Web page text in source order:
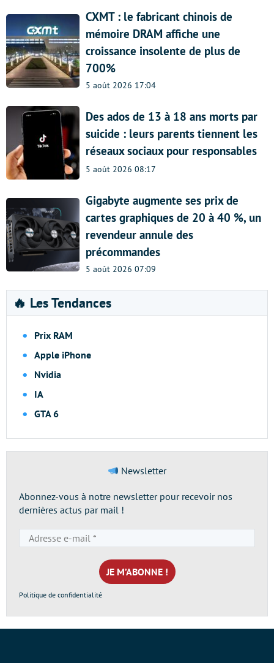
CXMT : le fabricant chinois de
mémoire DRAM affiche une
croissance insolente de plus de
700%
5 août 2026 17:04
Des ados de 13 à 18 ans morts par
suicide : leurs parents tiennent les
réseaux sociaux pour responsables
5 août 2026 08:17
Gigabyte augmente ses prix de
cartes graphiques de 20 à 40 %, un
revendeur annule des
précommandes
5 août 2026 07:09
🔥 Les Tendances
Prix RAM
Apple iPhone
Nvidia
IA
GTA 6
Newsletter
Abonnez-vous à notre newsletter pour recevoir nos
dernières actus par mail !
e-
mail
*
Politique de confidentialité